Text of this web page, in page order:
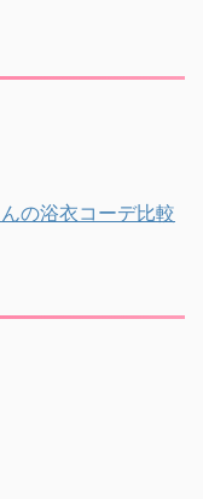
の浴衣コーデ比較